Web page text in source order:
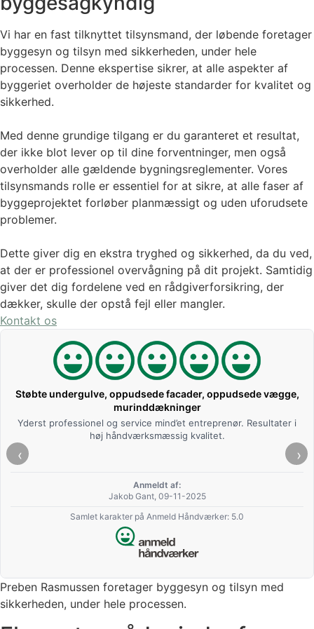
Vi har en fast tilknyttet tilsynsmand, der løbende foretager
byggesyn og tilsyn med sikkerheden, under hele
processen. Denne ekspertise sikrer, at alle aspekter af
byggeriet overholder de højeste standarder for kvalitet og
sikkerhed.
Med denne grundige tilgang er du garanteret et resultat,
der ikke blot lever op til dine forventninger, men også
overholder alle gældende bygningsreglementer. Vores
tilsynsmands rolle er essentiel for at sikre, at alle faser af
byggeprojektet forløber planmæssigt og uden uforudsete
problemer.
Dette giver dig en ekstra tryghed og sikkerhed, da du ved,
at der er professionel overvågning på dit projekt. Samtidig
giver det dig fordelene ved en rådgiverforsikring, der
dækker, skulle der opstå fejl eller mangler.
Kontakt os
Selvnivelering af gulv
Jeg ringede og spurgte Anders og om han havde tid til at
og lave mit køkken gulv. Han svarede med det samme at vi
bare finde dato. Han overholdte tid og dato og lavet et rigtigt
pænt stykke arbejde. Derfor vil jeg klart anbefale at bruge
Anmeldt af:
Mikkas Roikjær, 09-11-2025
Samlet karakter på Anmeld Håndværker: 5.0
‹ ›
Preben Rasmussen foretager byggesyn og tilsyn med
sikkerheden, under hele processen.